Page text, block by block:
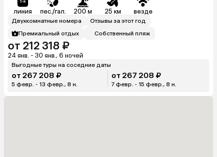
линия пес./гал. 200 м 25 км везде
Двухкомнатные номера
Отзывы за этот год
Премиальный отдых
Собственный пляж
от 212 318 ₽
24 янв. - 30 янв., 6 ночей
Выгодные туры на соседние даты
от 267 208 ₽
5 февр. - 13 февр., 8 н.
от 267 208 ₽
7 февр. - 15 февр., 8 н.